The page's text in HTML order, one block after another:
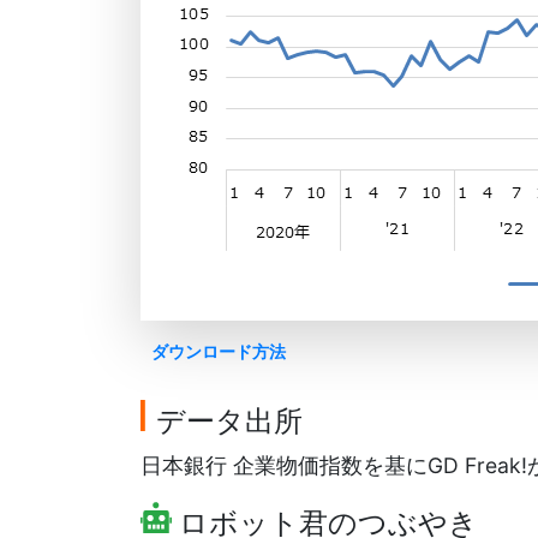
ダウンロード方法
データ出所
日本銀行 企業物価指数を基にGD Freak!
ロボット君のつぶやき